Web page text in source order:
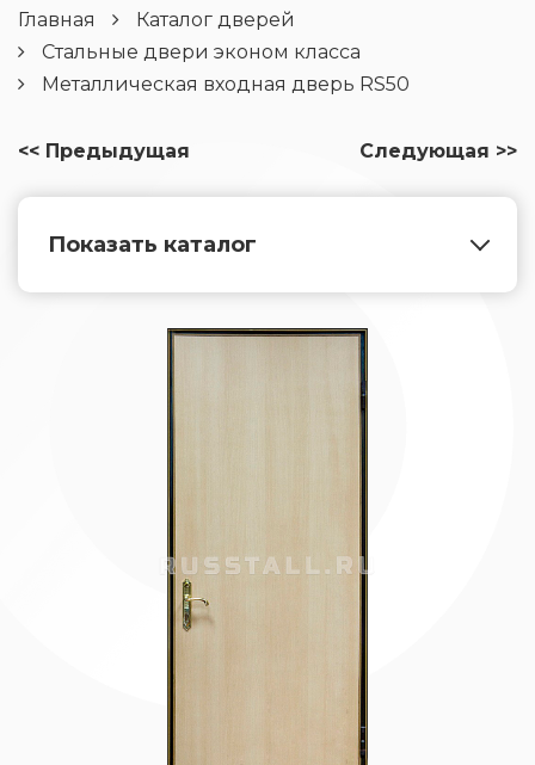
Главная
Каталог дверей
Стальные двери эконом класса
Металлическая входная дверь RS50
<< Предыдущая Следующая >>
Показать каталог